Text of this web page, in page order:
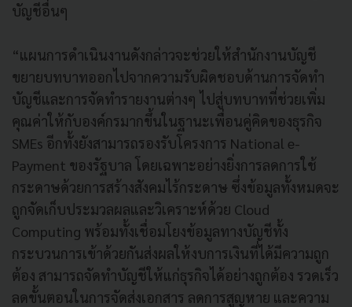
บัญชีอื่นๆ
“แผนการดำเนินงานดังกล่าวจะช่วยให้สำนักงานบัญชี
ขยายบทบาทออกไปจากความรับผิดชอบด้านการจัดทำ
บัญชีและการจัดทำรายงานต่างๆ ไปสู่บทบาทที่ช่วยเพิ่ม
คุณค่าให้กับองค์กรมากขึ้นในฐานะเพื่อนคู่คิดของธุรกิจ
SMEs อีกทั้งยังสามารถรองรับโครงการ National e-
Payment ของรัฐบาล โดยเฉพาะอย่างยิ่งการลดการใช้
กระดาษด้วยการสร้างสังคมไร้กระดาษ ซึ่งข้อมูลทั้งหมดจะ
ถูกจัดเก็บประมวลผลและวิเคราะห์ด้วย Cloud
Computing พร้อมทั้งเชื่อมโยงข้อมูลทางบัญชีทั้ง
กระบวนการเข้าด้วยกันส่งผลให้งบการเงินที่ได้มีความถูก
ต้อง สามารถจัดทำบัญชีให้แก่ธุรกิจได้อย่างถูกต้อง รวดเร็ว
ลดขั้นตอนในการจัดส่งเอกสาร ลดการสูญหาย และความ